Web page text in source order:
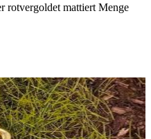
rotvergoldet mattiert Menge